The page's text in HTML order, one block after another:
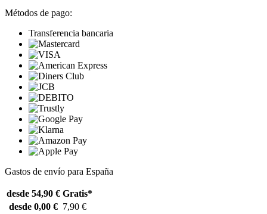
Métodos de pago:
Transferencia bancaria
Gastos de envío para España
desde 54,90 € Gratis*
desde 0,00 € 7,90 €